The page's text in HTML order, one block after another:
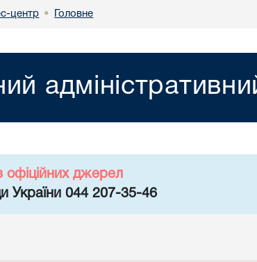
центр • Головне
джерел
України 044 207-35-46